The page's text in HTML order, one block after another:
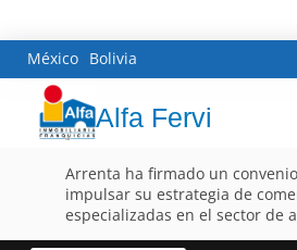
México Bolivia
Alfa Fervi
Arrenta ha firmado un
impulsar su estrategia de
especializadas en el sector de